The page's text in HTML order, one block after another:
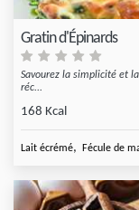
Gratin d'Épinards
Savourez la simplicité et
réc...
168 Kcal
Lait écrémé, Fécule de